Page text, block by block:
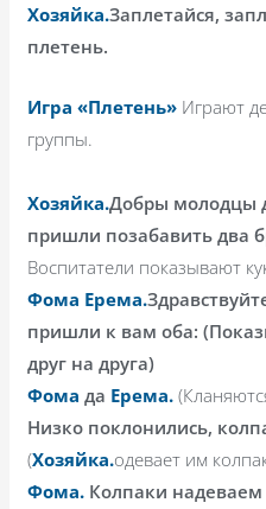
Хозяйка.Заплетайся,
плетень.
Игра «Плетень» Играют
группы.
Хозяйка.Добры молодцы
пришли позабавить два
Воспитатели показывают
Фома Ерема.
пришли к вам оба:
друг на друга)
Фомада Ерема.
Низко поклонились,
(Хозяйка.одевает им
Фома. Колпаки